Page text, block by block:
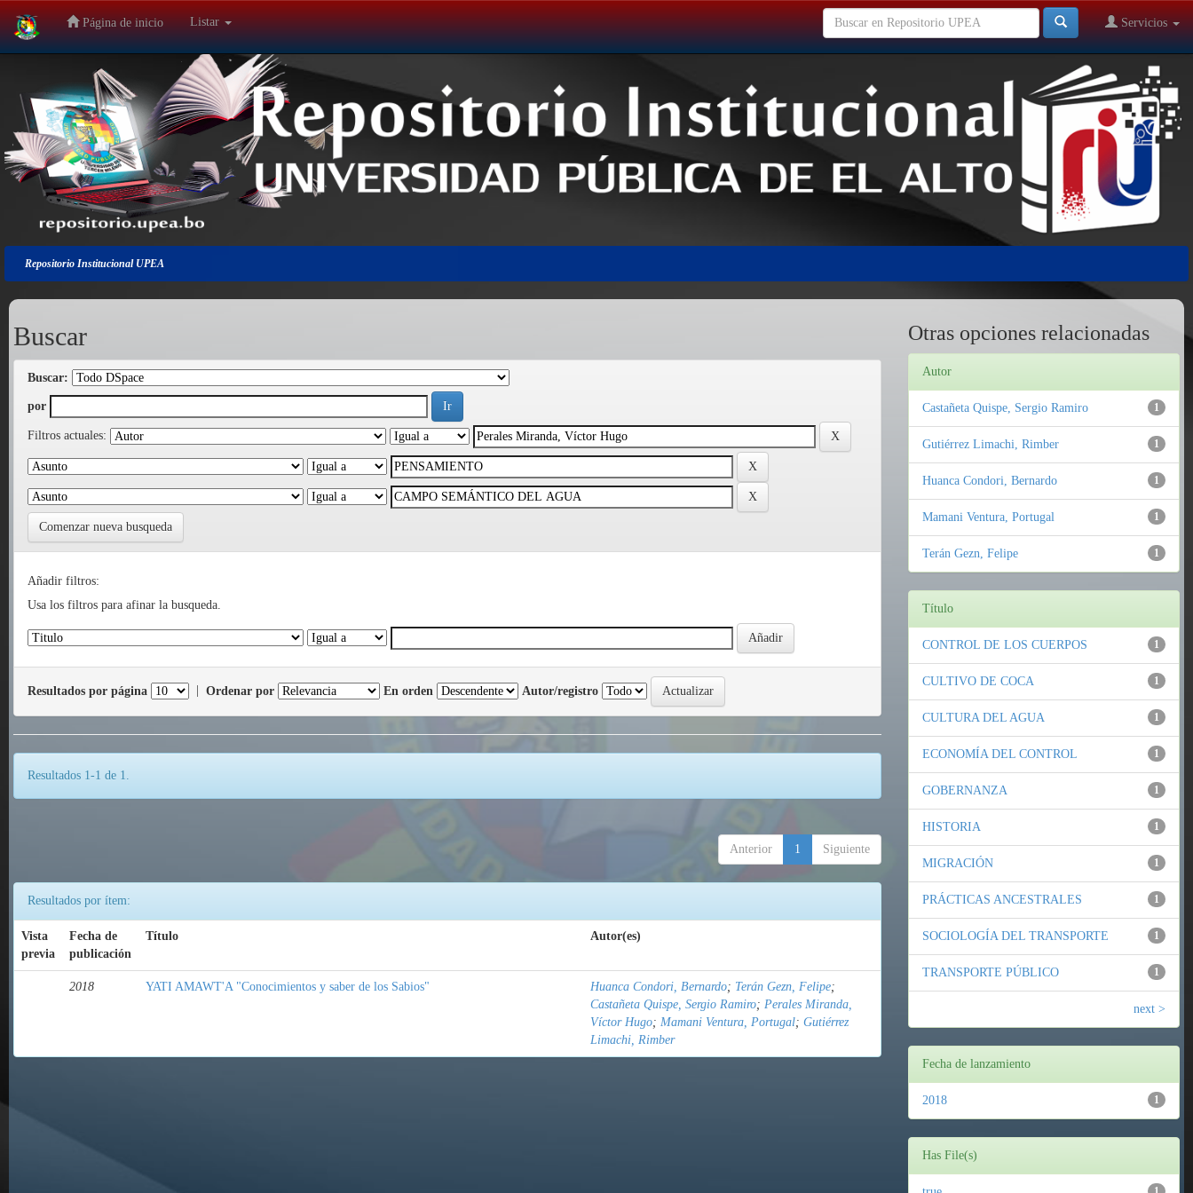
Salir
navegación
Página de inicio Listar Servicios
Repositorio Institucional UPEA
Buscar
Buscar:
por
Filtros actuales:
Comenzar nueva busqueda
Añadir filtros:
Usa los filtros para afinar la busqueda.
Resultados por página Ordenar por En orden Autor/registro
Resultados 1-1 de 1.
Anterior 1 Siguiente
Resultados por ítem:
Vista
previa
Fecha de
publicación
Título Autor(es)
2018 YATI AMAWT'A "Conocimientos y saber de los Sabios" Huanca Condori, Bernardo; Terán Gezn, Felipe;
Castañeta Quispe, Sergio Ramiro; Perales Miranda,
Víctor Hugo; Mamani Ventura, Portugal; Gutiérrez
Limachi, Rimber
Otras opciones relacionadas
Autor
1
Castañeta Quispe, Sergio Ramiro
1
Gutiérrez Limachi, Rimber
1
Huanca Condori, Bernardo
1
Mamani Ventura, Portugal
1
Terán Gezn, Felipe
Título
1
CONTROL DE LOS CUERPOS
1
CULTIVO DE COCA
1
CULTURA DEL AGUA
1
ECONOMÍA DEL CONTROL
1
GOBERNANZA
1
HISTORIA
1
MIGRACIÓN
1
PRÁCTICAS ANCESTRALES
1
SOCIOLOGÍA DEL TRANSPORTE
1
TRANSPORTE PÚBLICO
next >
Fecha de lanzamiento
1
2018
Has File(s)